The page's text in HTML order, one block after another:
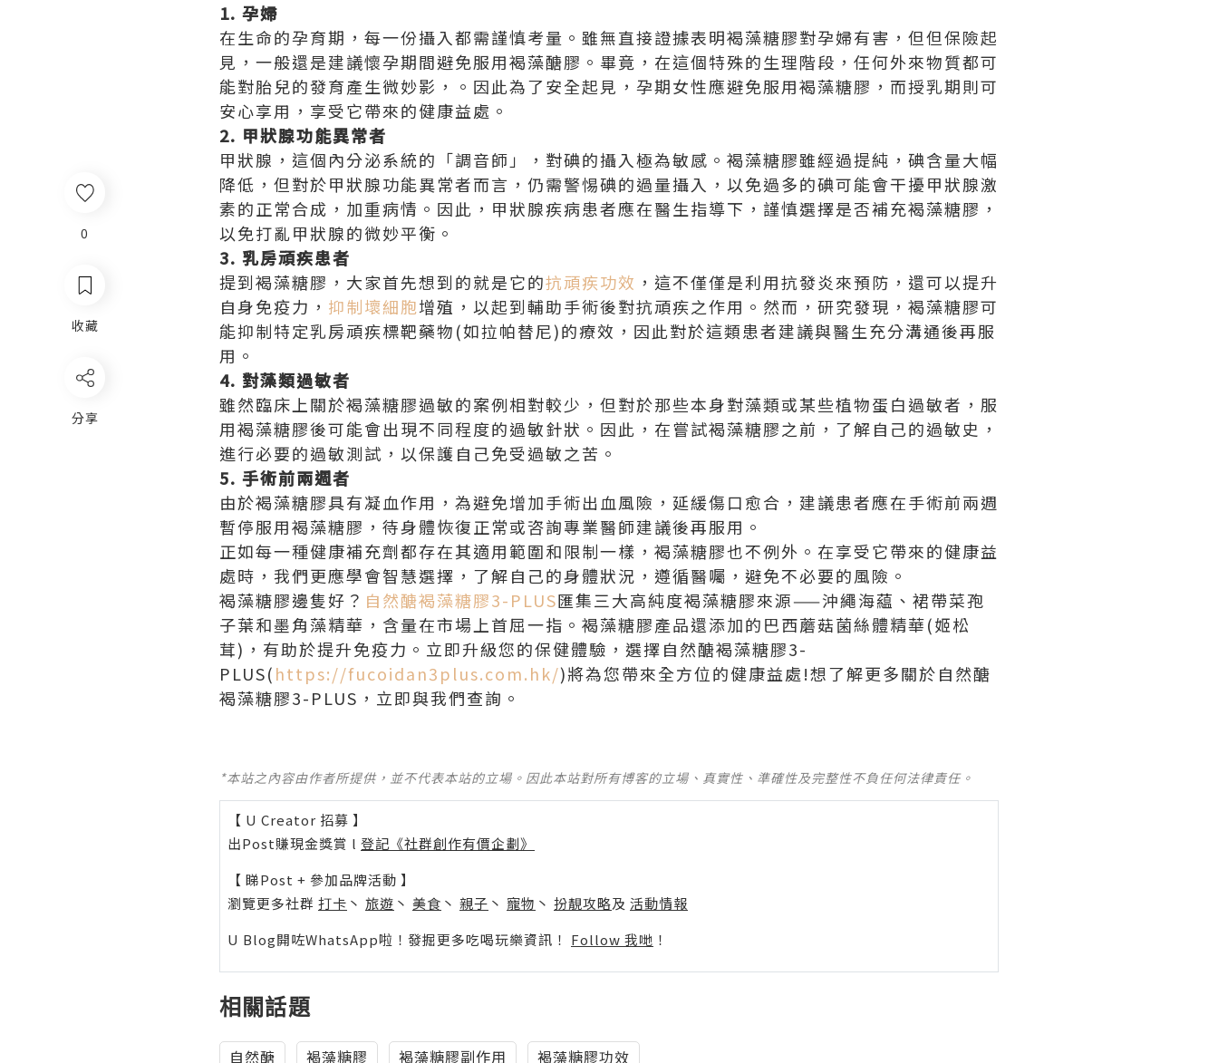
0
收藏
分享
1. 孕婦
在生命的孕育期，每一份攝入都需謹慎考量。雖無直接證據表明褐藻糖膠對孕婦有害，但但保險起
見，一般還是建議懷孕期間避免服用褐藻醣膠。畢竟，在這個特殊的生理階段，任何外來物質都可
能對胎兒的發育產生微妙影，。因此為了安全起見，孕期女性應避免服用褐藻糖膠，而授乳期則可
安心享用，享受它帶來的健康益處。
2. 甲狀腺功能異常者
甲狀腺，這個內分泌系統的「調音師」，對碘的攝入極為敏感。褐藻糖膠雖經過提純，碘含量大幅
降低，但對於甲狀腺功能異常者而言，仍需警惕碘的過量攝入，以免過多的碘可能會干擾甲狀腺激
素的正常合成，加重病情。因此，甲狀腺疾病患者應在醫生指導下，謹慎選擇是否補充褐藻糖膠，
以免打亂甲狀腺的微妙平衡。
3. 乳房頑疾患者
提到褐藻糖膠，大家首先想到的就是它的抗頑疾功效 ，這不僅僅是利用抗發炎來預防，還可以提升
自身免疫力， 抑制壞細胞增殖，以起到輔助手術後對抗頑疾之作用。然而，研究發現，褐藻糖膠可
能抑制特定乳房頑疾標靶藥物(如拉帕替尼)的療效，因此對於這類患者建議與醫生充分溝通後再服
用。
4. 對藻類過敏者
雖然臨床上關於褐藻糖膠過敏的案例相對較少，但對於那些本身對藻類或某些植物蛋白過敏者，服
用褐藻糖膠後可能會出現不同程度的過敏針狀。因此，在嘗試褐藻糖膠之前，了解自己的過敏史，
進行必要的過敏測試，以保護自己免受過敏之苦。
5. 手術前兩週者
由於褐藻糖膠具有凝血作用，為避免增加手術出血風險，延緩傷口愈合，建議患者應在手術前兩週
暫停服用褐藻糖膠，待身體恢復正常或咨詢專業醫師建議後再服用。
正如每一種健康補充劑都存在其適用範圍和限制一樣，褐藻糖膠也不例外。在享受它帶來的健康益
處時，我們更應學會智慧選擇，了解自己的身體狀況，遵循醫囑，避免不必要的風險。
褐藻糖膠邊隻好？ 自然醣褐藻糖膠3-PLUS匯集三大高純度褐藻糖膠來源——沖繩海藴、裙帶菜孢
子葉和墨角藻精華，含量在市場上首屈一指。褐藻糖膠產品還添加的巴西蘑菇菌絲體精華(姬松
茸)，有助於提升免疫力。立即升級您的保健體驗，選擇自然醣褐藻糖膠3-
PLUS(https://fucoidan3plus.com.hk/)將為您帶來全方位的健康益處!想了解更多關於自然醣
褐藻糖膠3-PLUS，立即與我們查詢。
*本站之內容由作者所提供，並不代表本站的立場。因此本站對所有博客的立場、真實性、準確性及完整性不負任何法律責任。
【 U Creator 招募 】
出Post賺現金獎賞 l 登記《社群創作有價企劃》
【 睇Post + 參加品牌活動 】
瀏覽更多社群 打卡 丶 旅遊 丶 美食 丶 親子 丶 寵物 丶 扮靚攻略及 活動情報
U Blog開咗WhatsApp啦！發掘更多吃喝玩樂資訊！ Follow 我哋 ！
相關話題
自然醣 褐藻糖膠 褐藻糖膠副作用 褐藻糖膠功效